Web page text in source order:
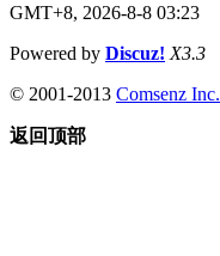
GMT+8, 2026-8-8 03:23
Powered by Discuz! X3.3
© 2001-2013 Comsenz Inc.
返回顶部